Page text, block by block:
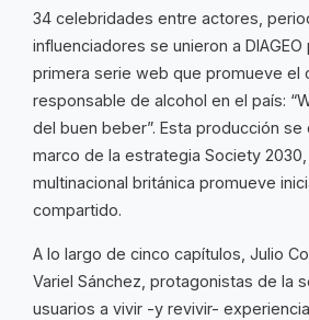
34 celebridades entre actores,
influenciadores se unieron a DIAGEO
primera serie web que promueve el
responsable de alcohol en el país:
del buen beber”. Esta producción se
marco de la estrategia Society
multinacional británica promueve
compartido.
A lo largo de cinco capítulos, Julio
Variel Sánchez, protagonistas de la
usuarios a vivir -y revivir-